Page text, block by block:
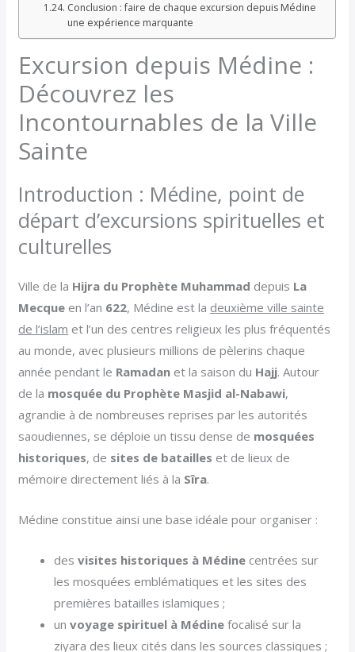
Conclusion : faire de chaque excursion depuis Médine
une expérience marquante
Excursion depuis Médine :
Découvrez les
Incontournables de la Ville
Sainte
Introduction : Médine, point de
départ d’excursions spirituelles et
culturelles
Ville de la Hijra du Prophète Muhammad depuis La
Mecque en l’an 622, Médine est la deuxième ville sainte
de l’islam et l’un des centres religieux les plus fréquentés
au monde, avec plusieurs millions de pèlerins chaque
année pendant le Ramadan et la saison du Hajj. Autour
de la mosquée du Prophète Masjid al-Nabawi,
agrandie à de nombreuses reprises par les autorités
saoudiennes, se déploie un tissu dense de mosquées
historiques, de sites de batailles et de lieux de
mémoire directement liés à la Sîra.
Médine constitue ainsi une base idéale pour organiser :
desvisites historiques à Médine centrées sur
les mosquées emblématiques et les sites des
premières batailles islamiques ;
unvoyage spirituel à Médine focalisé sur la
ziyara des lieux cités dans les sources classiques ;